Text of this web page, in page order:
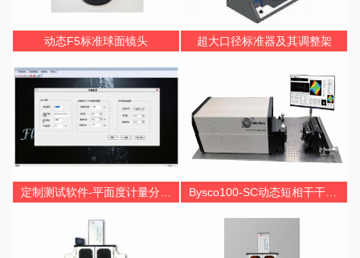
动态F5标准球面镜头 超大口径标准器及其调整架